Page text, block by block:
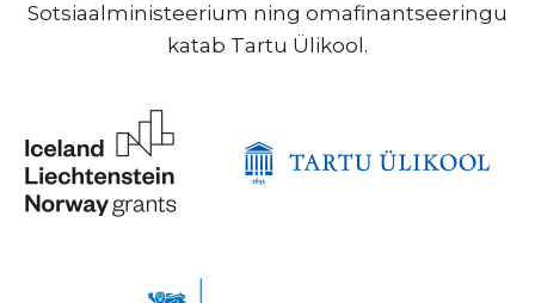
Sotsiaalministeerium ning omafinantseeringu
katab Tartu Ülikool.